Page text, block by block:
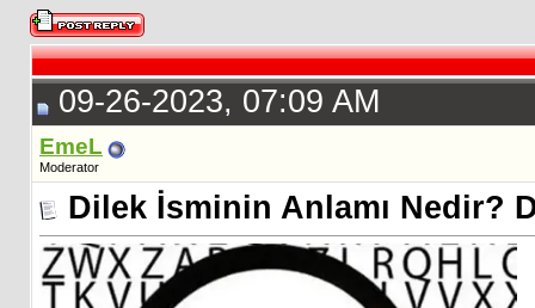
09-26-2023, 07:09 AM
EmeL
Moderator
Dilek İsminin Anlamı Nedir?